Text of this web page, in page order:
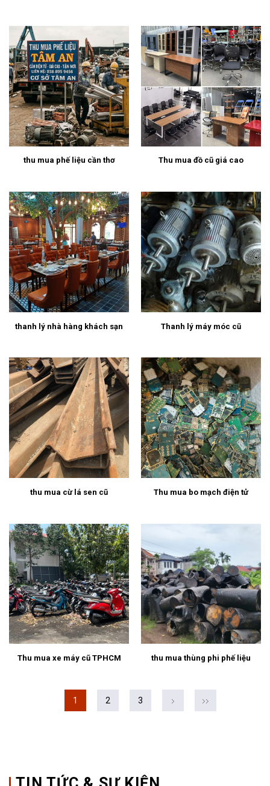
thu mua phế liệu cần thơ Thu mua đồ cũ giá cao
thanh lý nhà hàng khách sạn Thanh lý máy móc cũ
thu mua cừ lá sen cũ Thu mua bo mạch điện tử
Thu mua xe máy cũ TPHCM thu mua thùng phi phế liệu
1 2 3